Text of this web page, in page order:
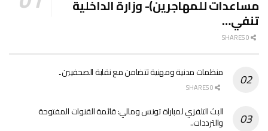
مساعدات للمهاجرين)- وزارة الداخلية
تنفي…
منظمات مدنية ومهنية تتضامن مع نقابة الصحفيين..
البث التلفزي لمباراة تونس ومالي: قائمة القنوات المفتوحة
والترددات..